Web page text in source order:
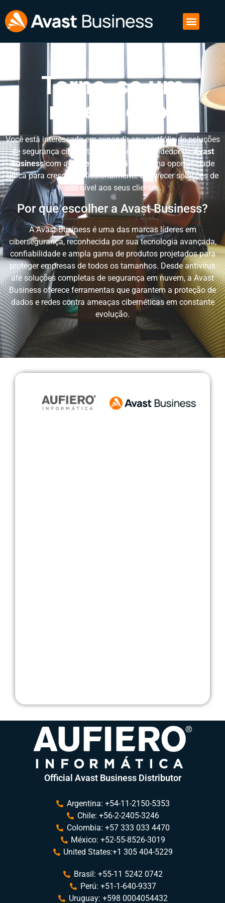
Torne-se um
revendedor
Você está interessado em expandir seu portfólio de soluções
de segurança cibernética? Tornar-se revendedor daAvast
Businesscom a Aufiero Informática
é uma oportunidade
única para crescer profissionalmente e oferecer soluções de
alto nível aos seus clientes.
Por que escolher a Avast Business?
A Avast Business é uma das marcas líderes em
cibersegurança, reconhecida por sua tecnologia avançada,
confiabilidade e ampla gama de produtos projetados para
proteger empresas de todos os tamanhos. Desde antivírus
até soluções completas de segurança em nuvem, a Avast
Business oferece ferramentas que garantem a proteção de
dados e redes contra ameaças cibernéticas em constante
evolução.
Official Avast Business Distributor
Argentina: +54-11-2150-5353
Chile: +56-2-2405-3246
Colombia: +57 333 033 4470
México: +52-55-8526-3019
United States:+1 305 404-5229
Brasil: +55-11 5242 0742
Perú: +51-1-640-9337
Uruguay: +598 0004054432